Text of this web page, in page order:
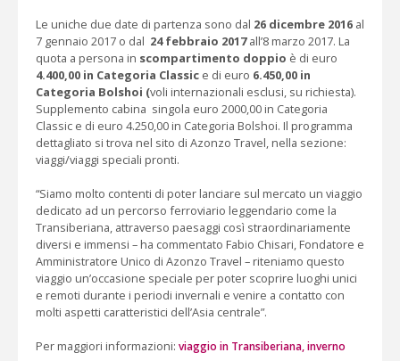
Le uniche due date di partenza sono dal 26 dicembre 2016 al
7 gennaio 2017 o dal 24 febbraio 2017all’8 marzo 2017. La
quota a persona in scompartimento doppio è di euro
4.400,00 in Categoria Classic e di euro 6.450,00 in
Categoria Bolshoi (voli internazionali esclusi, su richiesta).
Supplemento cabina singola euro 2000,00 in Categoria
Classic e di euro 4.250,00 in Categoria Bolshoi. Il programma
dettagliato si trova nel sito di Azonzo Travel, nella sezione:
viaggi/viaggi speciali pronti.
“Siamo molto contenti di poter lanciare sul mercato un viaggio
dedicato ad un percorso ferroviario leggendario come la
Transiberiana, attraverso paesaggi così straordinariamente
diversi e immensi – ha commentato Fabio Chisari, Fondatore e
Amministratore Unico di Azonzo Travel – riteniamo questo
viaggio un’occasione speciale per poter scoprire luoghi unici
e remoti durante i periodi invernali e venire a contatto con
molti aspetti caratteristici dell’Asia centrale”.
Per maggiori informazioni: viaggio in Transiberiana, inverno